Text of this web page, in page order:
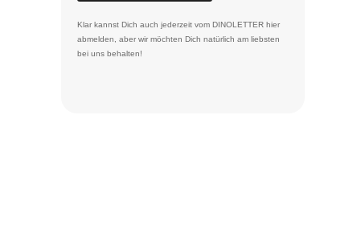
Klar kannst Dich auch jederzeit vom DINOLETTER hier
abmelden, aber wir möchten Dich natürlich am liebsten
bei uns behalten!